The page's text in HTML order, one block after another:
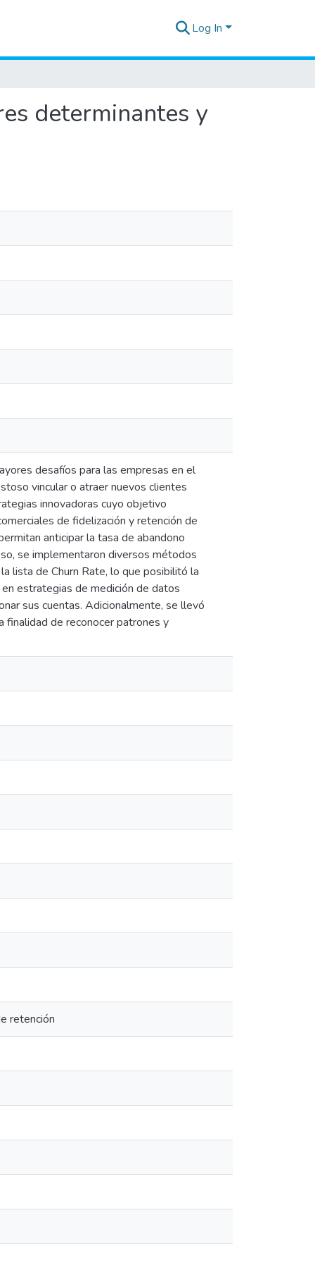
Log In
determinantes y
desafíos para las empresas en el
vincular o atraer nuevos clientes
innovadoras cuyo objetivo
de fidelización y retención de
anticipar la tasa de abandono
se implementaron diversos métodos
lista de Churn Rate, lo que posibilitó la
estrategias de medición de datos
sus cuentas. Adicionalmente, se llevó
finalidad de reconocer patrones y
retención